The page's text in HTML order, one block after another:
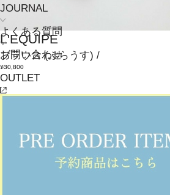
JOURNAL
よくある質問
お問い合わせ
OUTLET
L'EQUIPE
ブラウス(ぶらうす) /
¥30,800